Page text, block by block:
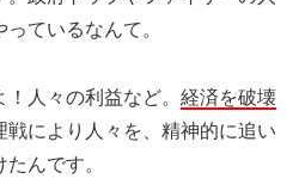
ているなんて。
人々の利益など。 経済を破壊
戦により人々を、精神的に追い
んです。